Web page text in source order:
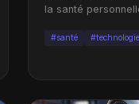
la santé
#santé #technologie